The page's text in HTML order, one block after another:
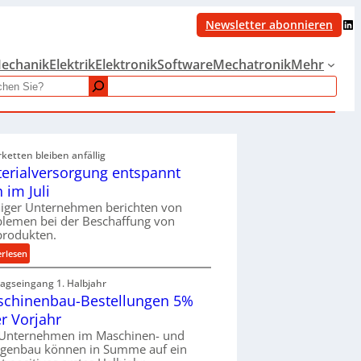
Newsletter abonnieren LinkedIn
ElektrikElektronikSoftwareMechatronikMehr
bleiben anfällig
entspannt
im Juli
Unternehmen berichten von
bei der Beschaffung von
:
M
a
t
r
1. Halbjahr
Bestellungen 5%
Vorjahr
im Maschinen- und
können in Summe auf ein